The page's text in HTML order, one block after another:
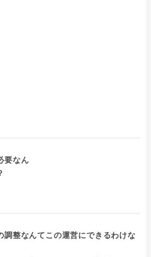
要なん
調整なんてこの運営にできるわけな